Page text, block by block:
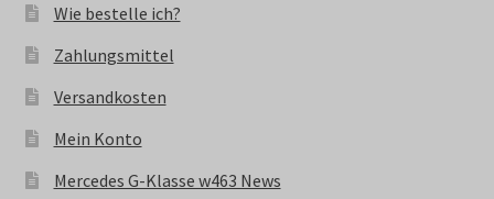
Wie bestelle ich?
Zahlungsmittel
Versandkosten
Mein Konto
Mercedes G-Klasse w463 News